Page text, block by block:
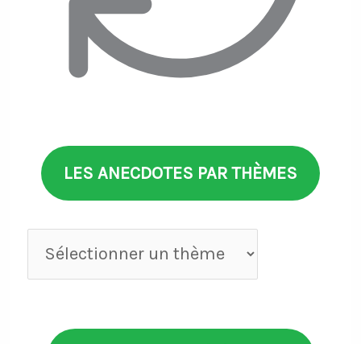
LES ANECDOTES PAR THÈMES
Anecdotes
par